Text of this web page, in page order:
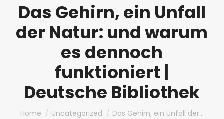
Das Gehirn, ein Unfall
der Natur: und warum
es dennoch
funktioniert |
Deutsche Bibliothek
You are here:
Home Uncategorized Das Gehirn, ein Unfall der…